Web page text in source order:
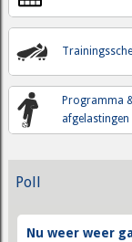
Programma
afgelastingen
Poll
Nu weer weer